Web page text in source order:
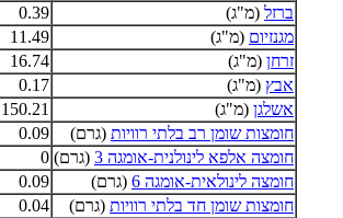
ברזל (מ"ג) 0.39
מגנזיום (מ"ג) 11.49
זרחן (מ"ג) 16.74
אבץ (מ"ג) 0.17
אשלגן (מ"ג) 150.21
חומצות שומן רב בלתי רוויות (גרם) 0.09
חומצה אלפא לינולנית-אומגה 3
(גרם) 0
חומצה לינולאית-אומגה 6
(גרם) 0.09
חומצות שומן חד בלתי רוויות (גרם) 0.04